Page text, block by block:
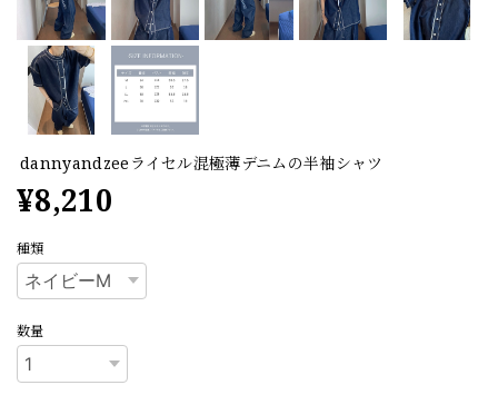
dannyandzeeライセル混極薄デニムの半袖シャツ
¥8,210
種類
数量